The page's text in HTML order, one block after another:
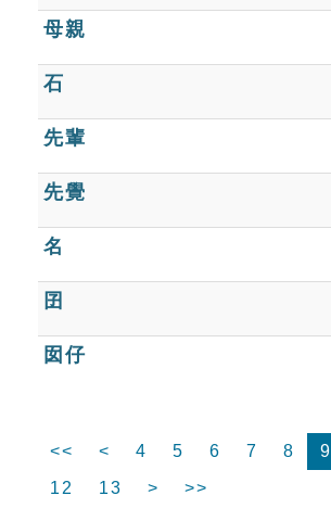
貓頭鷹博士
母親
石
先輩
先覺
名
囝
囡仔
<< < 4 5 6 7 8 9
12
13 > >>